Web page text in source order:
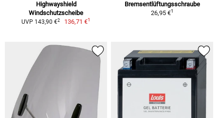
Highwayshield
Windschutzscheibe
UVP 143,90 €2 136,71 €1
Bremsentlüftungsschraube
26,95 €1